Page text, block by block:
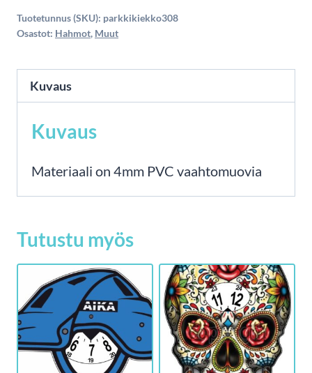
Tuotetunnus (SKU): parkkikiekko308
Osastot: Hahmot, Muut
Kuvaus
Kuvaus
Materiaali on 4mm PVC vaahtomuovia
Tutustu myös